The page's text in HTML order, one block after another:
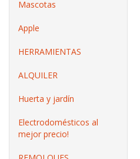
Mascotas
Apple
HERRAMIENTAS
ALQUILER
Huerta y jardín
Electrodomésticos al
mejor precio!